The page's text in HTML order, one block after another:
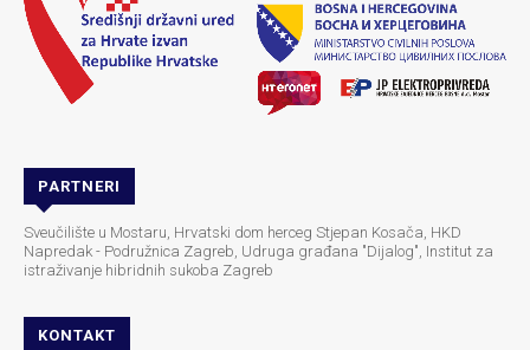
PARTNERI
Sveučilište u Mostaru, Hrvatski dom herceg Stjepan Kosača, HKD
Napredak - Podružnica Zagreb, Udruga građana "Dijalog", Institut za
istraživanje hibridnih sukoba Zagreb
KONTAKT